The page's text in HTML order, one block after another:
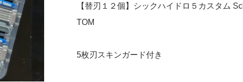
【替刃１２個】シックハイドロ５カスタム
TOM
5枚刃スキンガード付き